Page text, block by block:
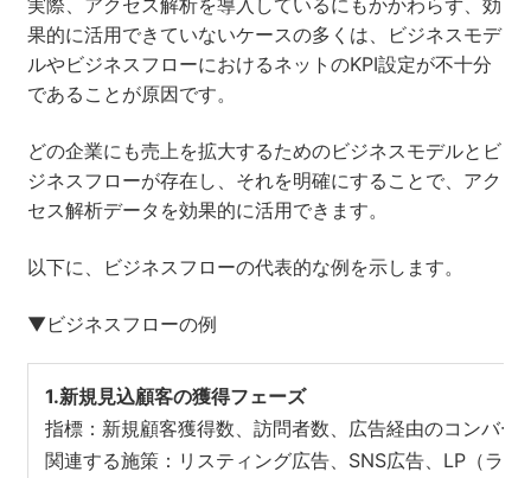
果的に活用できていないケースの多くは、ビジネスモデ
ルやビジネスフローにおけるネットのKPI設定が不十分
であることが原因です。
どの企業にも売上を拡大するためのビジネスモデルとビ
ジネスフローが存在し、それを明確にすることで、アク
セス解析データを効果的に活用できます。
以下に、ビジネスフローの代表的な例を示します。
▼ビジネスフローの例
1.新規見込顧客の獲得フェーズ
指標：新規顧客獲得数、訪問者数、広告経由のコンバー
関連する施策：リスティング広告、SNS広告、LP（ラ